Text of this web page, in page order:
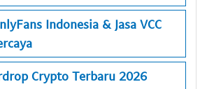
Indonesia & Jasa VCC
Crypto Terbaru 2026